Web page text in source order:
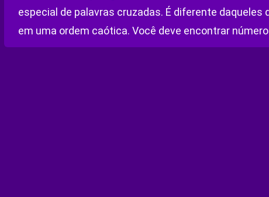
especial de palavras cruzadas. É diferente
em uma ordem caótica. Você deve encontrar